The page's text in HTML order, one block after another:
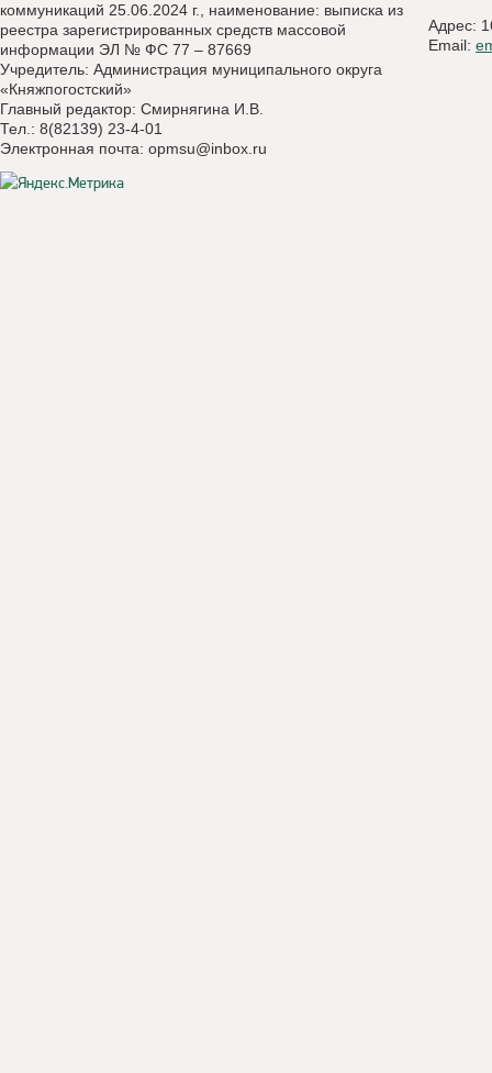
коммуникаций 25.06.2024 г., наименование: выписка из
реестра зарегистрированных средств массовой
информации ЭЛ № ФС 77 – 87669
Учредитель: Администрация муниципального округа
«Княжпогостский»
Главный редактор: Смирнягина И.В.
Тел.: 8(82139) 23-4-01
Электронная почта: opmsu@inbox.ru
Адрес:
Email: